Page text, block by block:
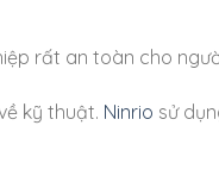
rất an toàn cho
kỹ thuật. Ninrio sử